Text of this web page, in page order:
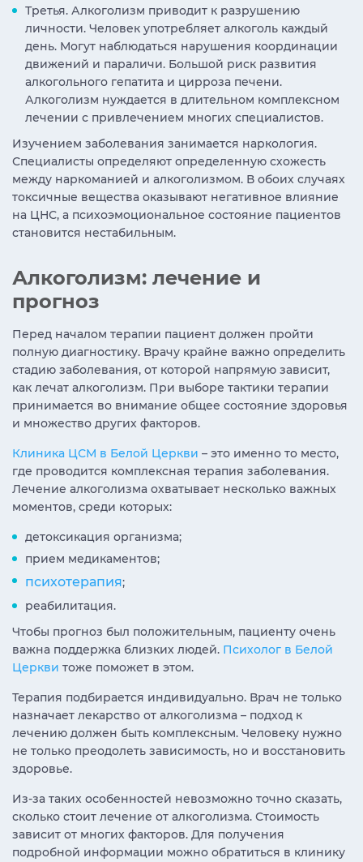
Третья. Алкоголизм приводит к разрушению
личности. Человек употребляет алкоголь каждый
день. Могут наблюдаться нарушения координации
движений и параличи. Большой риск развития
алкогольного гепатита и цирроза печени.
Алкоголизм нуждается в длительном комплексном
лечении с привлечением многих специалистов.
Изучением заболевания занимается наркология.
Специалисты определяют определенную схожесть
между наркоманией и алкоголизмом. В обоих случаях
токсичные вещества оказывают негативное влияние
на ЦНС, а психоэмоциональное состояние пациентов
становится нестабильным.
Алкоголизм: лечение и
прогноз
Перед началом терапии пациент должен пройти
полную диагностику. Врачу крайне важно определить
стадию заболевания, от которой напрямую зависит,
как лечат алкоголизм. При выборе тактики терапии
принимается во внимание общее состояние здоровья
и множество других факторов.
Клиника ЦСМ в Белой Церкви – это именно то место,
где проводится комплексная терапия заболевания.
Лечение алкоголизма охватывает несколько важных
моментов, среди которых:
детоксикация организма;
прием медикаментов;
психотерапия;
реабилитация.
Чтобы прогноз был положительным, пациенту очень
важна поддержка близких людей. Психолог в Белой
Церкви тоже поможет в этом.
Терапия подбирается индивидуально. Врач не только
назначает лекарство от алкоголизма – подход к
лечению должен быть комплексным. Человеку нужно
не только преодолеть зависимость, но и восстановить
здоровье.
Из-за таких особенностей невозможно точно сказать,
сколько стоит лечение от алкоголизма. Стоимость
зависит от многих факторов. Для получения
подробной информации можно обратиться в клинику